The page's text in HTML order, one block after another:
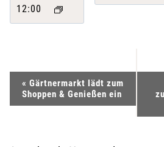
12:00
e
« Gärtnermarkt lädt zum
Shoppen & Genießen ein